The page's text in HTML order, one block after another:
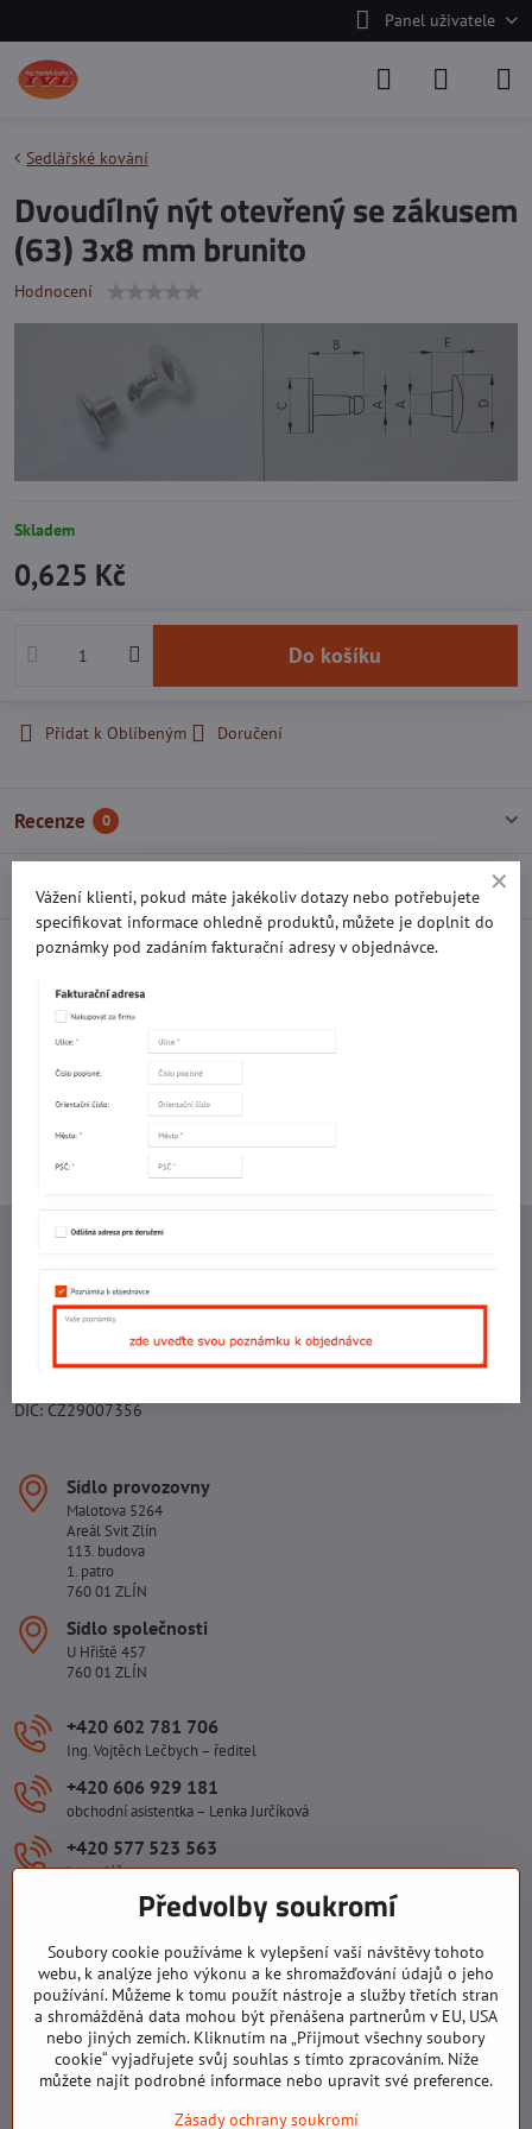
Panel uživatele
Sedlářské kování
Dvoudílný nýt otevřený se zákusem
(63) 3x8 mm brunito
Hodnocení
Skladem
0,625 Kč
Do košíku
Přidat k Oblíbeným Doručení
Recenze 0
Diskuse
Potřebujete poradit s objednávkou?
Kontaktujte nás:
+420 577 523 563
IČO: 60560908
DIČ: CZ5602130809
ALRIVA s.r.o.
DIČ: CZ29007356
Sídlo provozovny
Malotova 5264
Areál Svit Zlín
113. budova
1. patro
760 01 ZLÍN
Sídlo společnosti
U Hřiště 457
760 01 ZLÍN
+420 602 781 706
Ing. Vojtěch Lečbych – ředitel
+420 606 929 181
obchodní asistentka – Lenka Jurčíková
+420 577 523 563
kancelář
ivlecbych​@seznam​.cz
Důležité odkazy
Všechny texty, obrázky a fotografie jsou majetkem společnosti Ing.
Vojtěch Lečbych - IVL. Kopírovat obsah těchto stránek můžete jen se
Předvolby soukromí
Soubory cookie používáme k vylepšení vaší návštěvy tohoto
webu, k analýze jeho výkonu a ke shromažďování údajů o jeho
používání. Můžeme k tomu použít nástroje a služby třetích stran
a shromážděná data mohou být přenášena partnerům v EU, USA
nebo jiných zemích. Kliknutím na „Přijmout všechny soubory
cookie“ vyjadřujete svůj souhlas s tímto zpracováním. Níže
můžete najít podrobné informace nebo upravit své preference.
Zásady ochrany soukromí
Vážení klienti, pokud máte jakékoliv dotazy nebo potřebujete
specifikovat informace ohledně produktů, můžete je doplnit do
poznámky pod zadáním fakturační adresy v objednávce.